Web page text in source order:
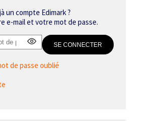
un compte Edimark ?
e-mail et votre mot de passe.
de passe oublié